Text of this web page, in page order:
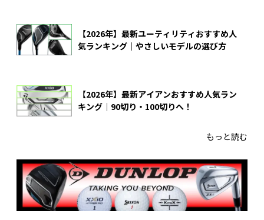
【2026年】最新ユーティリティおすすめ人
気ランキング｜やさしいモデルの選び方
【2026年】最新アイアンおすすめ人気ラン
キング｜90切り・100切りへ！
もっと読む